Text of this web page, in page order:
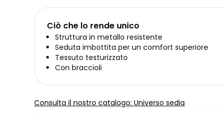
Ciò che lo rende unico
Struttura in metallo resistente
Seduta imbottita per un comfort superiore
Tessuto testurizzato
Con braccioli
Consulta il nostro catalogo: Universo sedia